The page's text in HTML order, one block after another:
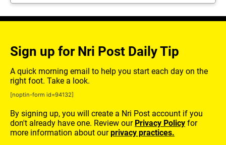
Sign up for Nri Post Daily Tip
A quick morning email to help you start each day on the
right foot. Take a look.
[noptin-form id=94132]
By signing up, you will create a Nri Post account if you
don't already have one. Review our Privacy Policy for
more information about ourprivacy practices.